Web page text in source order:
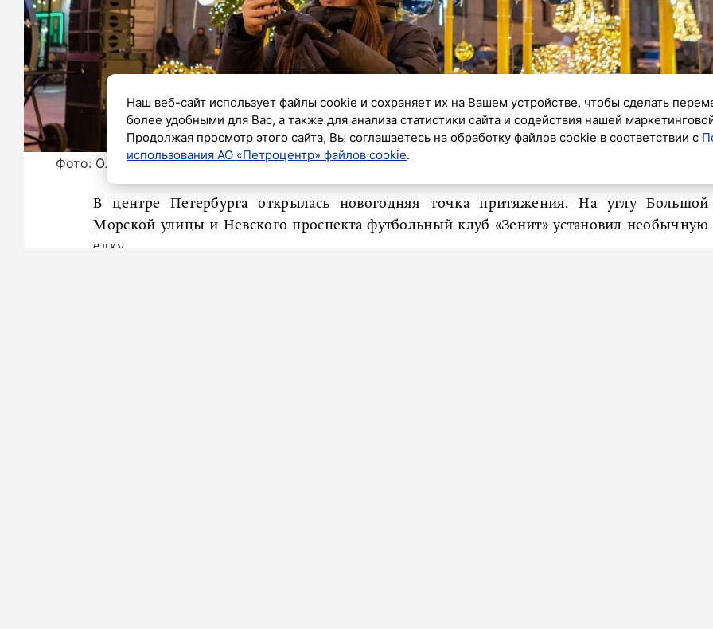
Фото: Олег Золото / «Петербургский дневник»
В центре Петербурга открылась новогодняя точка притяжения. На углу Большой
Морской улицы и Невского проспекта футбольный клуб «Зенит» установил необычную
елку.
Наш веб-сайт использует файлы cookie и сохраняет их на Вашем устройстве, чтобы сделать
более удобными для Вас, а также для анализа статистики сайта и содействия нашей
Продолжая просмотр этого сайта, Вы соглашаетесь на обработку файлов cookie в соответствии с
использования АО «Петроцентр» файлов cookie.